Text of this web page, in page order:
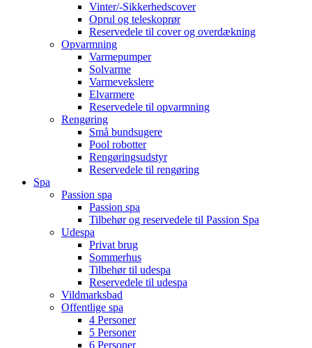
Vinter/-Sikkerhedscover
Oprul og teleskoprør
Reservedele til cover og overdækning
Opvarmning
Varmepumper
Solvarme
Varmevekslere
Elvarmere
Reservedele til opvarmning
Rengøring
Små bundsugere
Pool robotter
Rengøringsudstyr
Reservedele til rengøring
Spa
Passion spa
Passion spa
Tilbehør og reservedele til Passion Spa
Udespa
Privat brug
Sommerhus
Tilbehør til udespa
Reservedele til udespa
Vildmarksbad
Offentlige spa
4 Personer
5 Personer
6 Personer